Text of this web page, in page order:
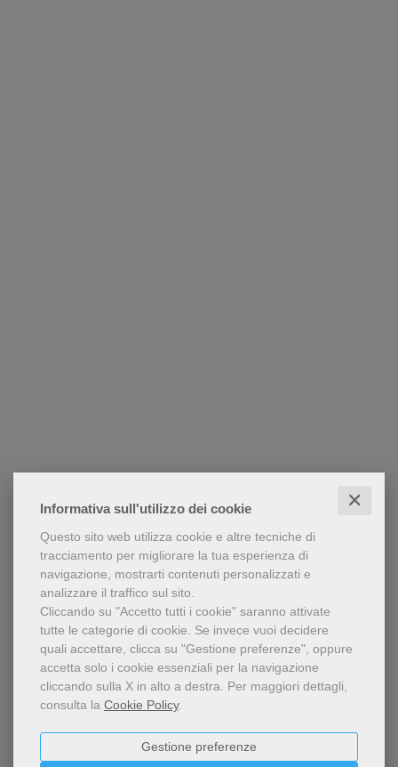
Informativa sull'utilizzo dei cookie ✕
Questo sito web utilizza cookie e altre tecniche di
tracciamento per migliorare la tua esperienza di
navigazione, mostrarti contenuti personalizzati e
analizzare il traffico sul sito.
Cliccando su "Accetto tutti i cookie" saranno attivate
tutte le categorie di cookie. Se invece vuoi decidere
quali accettare, clicca su "Gestione preferenze", oppure
accetta solo i cookie essenziali per la navigazione
cliccando sulla X in alto a destra. Per maggiori dettagli,
consulta la Cookie Policy.
Gestione preferenze